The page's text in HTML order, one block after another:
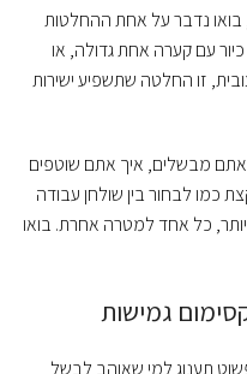
בואו נדבר על אחת ההחלטות
עם קערה אחת גדולה, או
זו החלטה שתשפיע ישירות
אתם מבשלים, איך אתם שוטפים
כמו לבחור בין שולחן עבודה
יותר, כל אחד למטרה אחרת. בואו
גמישות
תענוג למי שאוהב לבשל